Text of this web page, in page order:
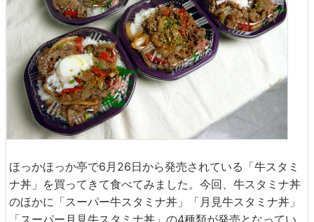
ほっかほっか亭で6月26日から発売されている「牛スタミ
ナ丼」を買ってきて食べてみました。今回、牛スタミナ丼
のほかに「スーパー牛スタミナ丼」「月見牛スタミナ丼」
「スーパー月見牛スタミナ丼」の4種類が発売となってい